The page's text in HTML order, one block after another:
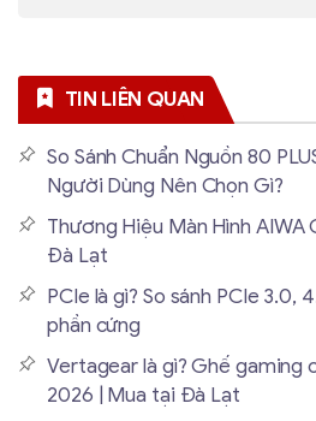
TIN LIÊN QUAN
So Sánh Chuẩn Nguồn 80
Người Dùng Nên Chọn Gì?
Thương Hiệu Màn Hình AIWA
Đà Lạt
PCIe là gì? So sánh PCIe 3.0,
phần cứng
Vertagear là gì? Ghế gaming
2026 | Mua tại Đà Lạt